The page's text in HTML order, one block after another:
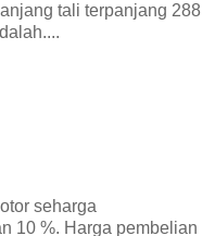
tali terpanjang 288
seharga
10 %. Harga pembelian